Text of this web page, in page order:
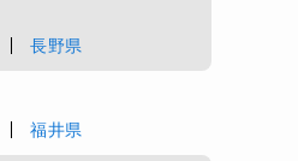
長野県
福井県